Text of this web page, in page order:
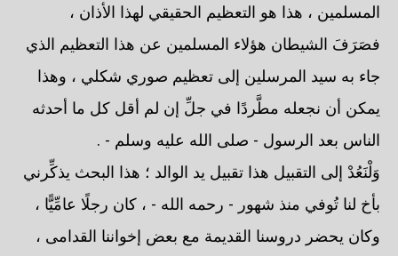
المسلمين ، هذا هو التعظيم الحقيقي لهذا الأذان ،
فصَرَفَ الشيطان هؤلاء المسلمين عن هذا التعظيم الذي
جاء به سيد المرسلين إلى تعظيم صوري شكلي ، وهذا
يمكن أن نجعله مطَّردًا في جلِّ إن لم أقل كل ما أحدثه
الناس بعد الرسول - صلى الله عليه وسلم - .
وَلْنَعُدْ إلى التقبيل هذا تقبيل يد الوالد ؛ هذا البحث يذكِّرني
بأخ لنا تُوفي منذ شهور - رحمه الله - ، كان رجلًا عامِّيًّا ،
وكان يحضر دروسنا القديمة مع بعض إخواننا القدامى ،